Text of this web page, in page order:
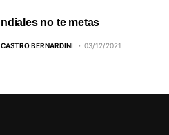
no te metas
BERNARDINI 03/12/2021